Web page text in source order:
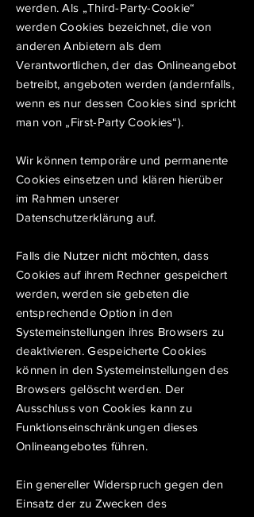
werden. Als „Third-Party-Cookie“
werden Cookies bezeichnet, die von
anderen Anbietern als dem
Verantwortlichen, der das Onlineangebot
betreibt, angeboten werden (andernfalls,
wenn es nur dessen Cookies sind spricht
man von „First-Party Cookies“).
Wir können temporäre und permanente
Cookies einsetzen und klären hierüber
im Rahmen unserer
Datenschutzerklärung auf.
Falls die Nutzer nicht möchten, dass
Cookies auf ihrem Rechner gespeichert
werden, werden sie gebeten die
entsprechende Option in den
Systemeinstellungen ihres Browsers zu
deaktivieren. Gespeicherte Cookies
können in den Systemeinstellungen des
Browsers gelöscht werden. Der
Ausschluss von Cookies kann zu
Funktionseinschränkungen dieses
Onlineangebotes führen.
Ein genereller Widerspruch gegen den
Einsatz der zu Zwecken des